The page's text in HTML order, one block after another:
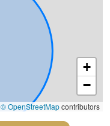
+
−
© OpenStreetMapcontributors